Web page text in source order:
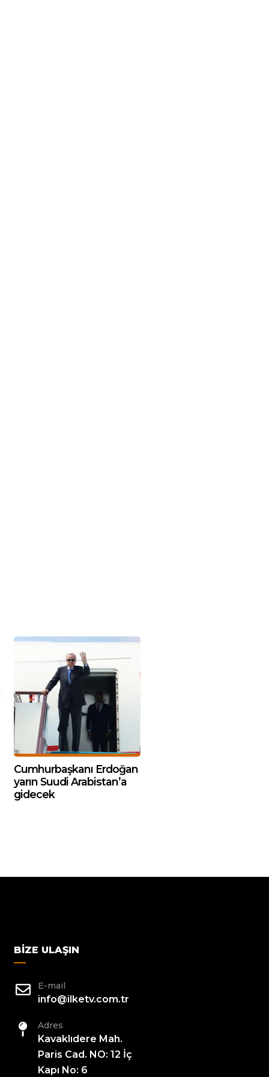
Cumhurbaşkanı Erdoğan
yarın Suudi Arabistan’a
gidecek
BIZE ULAŞIN
E-mail
info@ilketv.com.tr
Adres
Kavaklıdere Mah.
Paris Cad. NO: 12 İç
Kapı No: 6